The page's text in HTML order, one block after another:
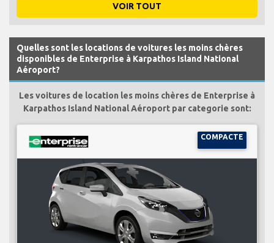
VOIR TOUT
Quelles sont les locations de voitures les moins chères
disponibles de Enterprise à Karpathos Island National
Aéroport?
Les voitures de location les moins chères de Enterprise à
Karpathos Island National Aéroport par categorie sont:
COMPACTE